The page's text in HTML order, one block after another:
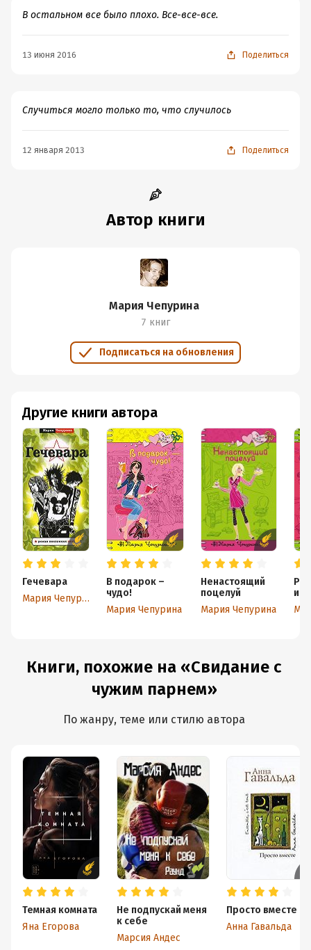
В остальном все было плохо. Все-все-все.
13 июня 2016 Поделиться
Случиться могло только то, что случилось
12 января 2013 Поделиться
Автор книги
Мария Чепурина
7 книг
Подписаться на обновления
Другие книги автора
Гечевара
Мария Чепурина
В подарок –
чудо!
Мария Чепурина
Ненастоящий
поцелуй
Мария Чепурина
Книги, похожие на «Свидание с
чужим парнем»
По жанру, теме или стилю автора
Темная комната
Яна Егорова
Не подпускай меня
к себе
Марсия Андес
Просто вместе
Анна Гавальда